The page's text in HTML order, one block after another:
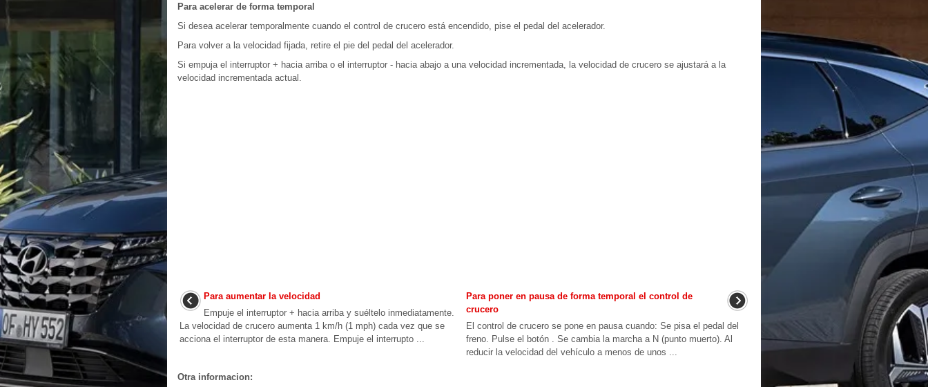
Para acelerar de forma temporal
Si desea acelerar temporalmente cuando el control de crucero está encendido, pise el pedal del acelerador.
Para volver a la velocidad fijada, retire el pie del pedal del acelerador.
Si empuja el interruptor + hacia arriba o el interruptor - hacia abajo a una velocidad incrementada, la velocidad de crucero se ajustará a la
velocidad incrementada actual.
Para aumentar la velocidad
Empuje el interruptor + hacia arriba y suéltelo inmediatamente.
La velocidad de crucero aumenta 1 km/h (1 mph) cada vez que se
acciona el interruptor de esta manera. Empuje el interrupto ...
Para poner en pausa de forma temporal el control de
crucero
El control de crucero se pone en pausa cuando: Se pisa el pedal del
freno. Pulse el botón . Se cambia la marcha a N (punto muerto). Al
reducir la velocidad del vehículo a menos de unos ...
Otra informacion: